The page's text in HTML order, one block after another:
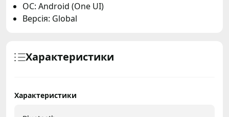
ОС: Android (One UI)
Версія: Global
Характеристики
Характеристики